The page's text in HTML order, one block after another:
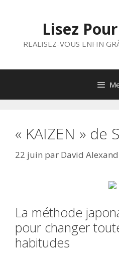
Lisez
REALISEZ-VOUS ENFIN
« KAIZEN » de
22 juin par David
La méthode
pour changer
habitudes